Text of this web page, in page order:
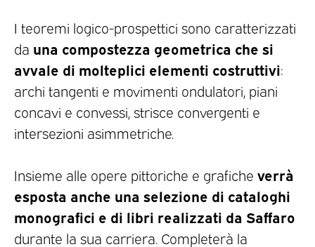
I teoremi logico-prospettici sono caratterizzati
da una compostezza geometrica che si
avvale di molteplici elementi costruttivi:
archi tangenti e movimenti ondulatori, piani
concavi e convessi, strisce convergenti e
intersezioni asimmetriche.
Insieme alle opere pittoriche e grafiche verrà
esposta anche una selezione di cataloghi
monografici e di libri realizzati da Saffaro
durante la sua carriera. Completerà la